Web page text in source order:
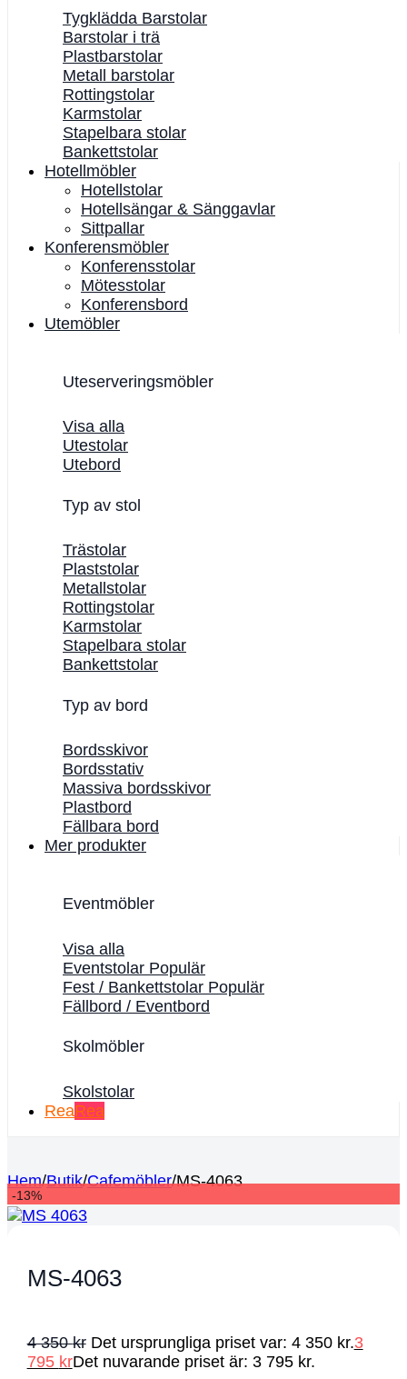
Tygklädda Barstolar
Barstolar i trä
Plastbarstolar
Metall barstolar
Rottingstolar
Karmstolar
Stapelbara stolar
Bankettstolar
Hotellmöbler
Hotellstolar
Hotellsängar & Sänggavlar
Sittpallar
Konferensmöbler
Konferensstolar
Mötesstolar
Konferensbord
Utemöbler
Uteserveringsmöbler
Visa alla
Utestolar
Utebord
Typ av stol
Trästolar
Plaststolar
Metallstolar
Rottingstolar
Karmstolar
Stapelbara stolar
Bankettstolar
Typ av bord
Bordsskivor
Bordsstativ
Massiva bordsskivor
Plastbord
Fällbara bord
Mer produkter
Eventmöbler
Visa alla
Eventstolar
Fest / Bankettstolar
Fällbord / Eventbord
Skolmöbler
Skolstolar
Rea
Hem/Butik/Cafemöbler/MS-4063
-13%
MS-4063
4 350kr Det ursprungliga priset var: 4 350 kr.3
795 krDet nuvarande priset är: 3 795 kr.